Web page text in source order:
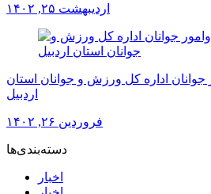
اردیبهشت ۲۵, ۱۴۰۲
اداره کل ورزش و جوانان استان
اردبیل
فروردین ۲۶, ۱۴۰۲
دسته‌بندی‌ها
اخبار